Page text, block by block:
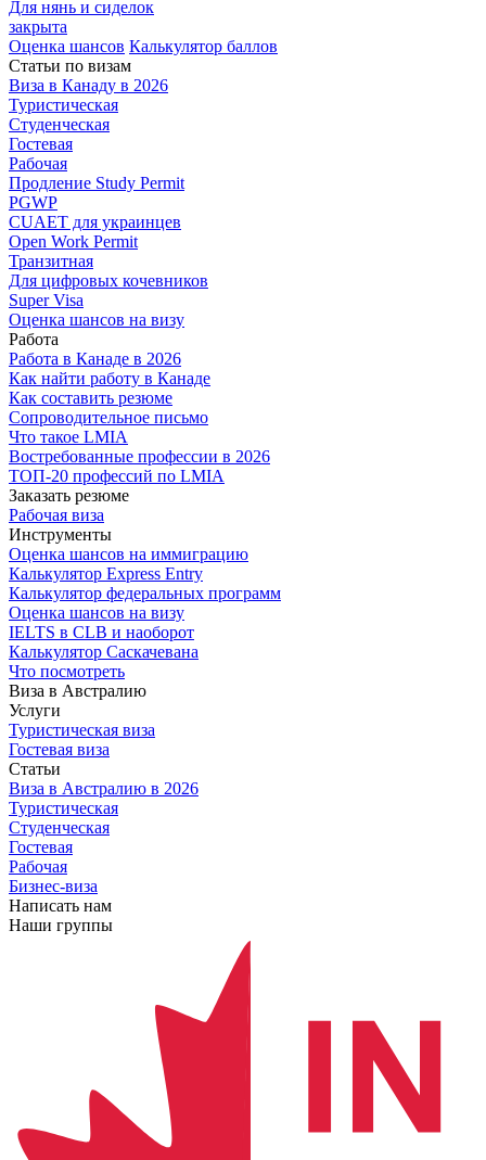
Для нянь и сиделок
закрыта
Оценка шансов Калькулятор баллов
Статьи по визам
Виза в Канаду в 2026
Туристическая
Студенческая
Гостевая
Рабочая
Продление Study Permit
PGWP
CUAET для украинцев
Open Work Permit
Транзитная
Для цифровых кочевников
Super Visa
Оценка шансов на визу
Работа
Работа в Канаде в 2026
Как найти работу в Канаде
Как составить резюме
Сопроводительное письмо
Что такое LMIA
Востребованные профессии в 2026
ТОП-20 профессий по LMIA
Заказать резюме
Рабочая виза
Инструменты
Оценка шансов на иммиграцию
Калькулятор Express Entry
Калькулятор федеральных программ
Оценка шансов на визу
IELTS в CLB и наоборот
Калькулятор Саскачевана
Что посмотреть
Виза в Австралию
Услуги
Туристическая виза
Гостевая виза
Статьи
Виза в Австралию в 2026
Туристическая
Студенческая
Гостевая
Рабочая
Бизнес-виза
Написать нам
Наши группы